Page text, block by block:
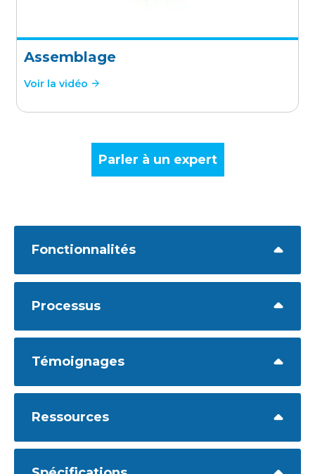
Assemblage
Voir la vidéo
Parler à un expert
Fonctionnalités
Processus
Témoignages
Ressources